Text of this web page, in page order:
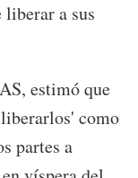
a sus
estimó que
como
partes a